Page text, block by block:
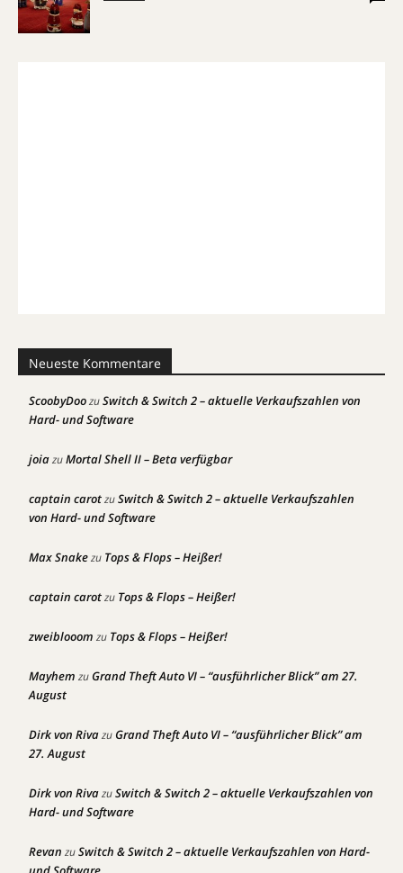
Neueste Kommentare
ScoobyDoozuSwitch & Switch 2 – aktuelle Verkaufszahlen von
Hard- und Software
joiazuMortal Shell II – Beta verfügbar
captain carotzuSwitch & Switch 2 – aktuelle Verkaufszahlen
von Hard- und Software
Max Snakezu Tops & Flops – Heißer!
captain carotzu Tops & Flops – Heißer!
zweiblooom zu Tops & Flops – Heißer!
Mayhem zuGrand Theft Auto VI – “ausführlicher Blick” am 27.
August
Dirk von RivazuGrand Theft Auto VI – “ausführlicher Blick” am
27. August
Dirk von RivazuSwitch & Switch 2 – aktuelle Verkaufszahlen von
Hard- und Software
Revan zuSwitch & Switch 2 – aktuelle Verkaufszahlen von Hard-